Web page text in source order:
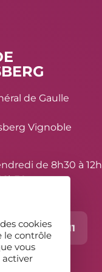
de Gaulle
Vignoble
de 8h30 à 12h
03 89 78 11 11
cookies
le contrôle
vous
activer